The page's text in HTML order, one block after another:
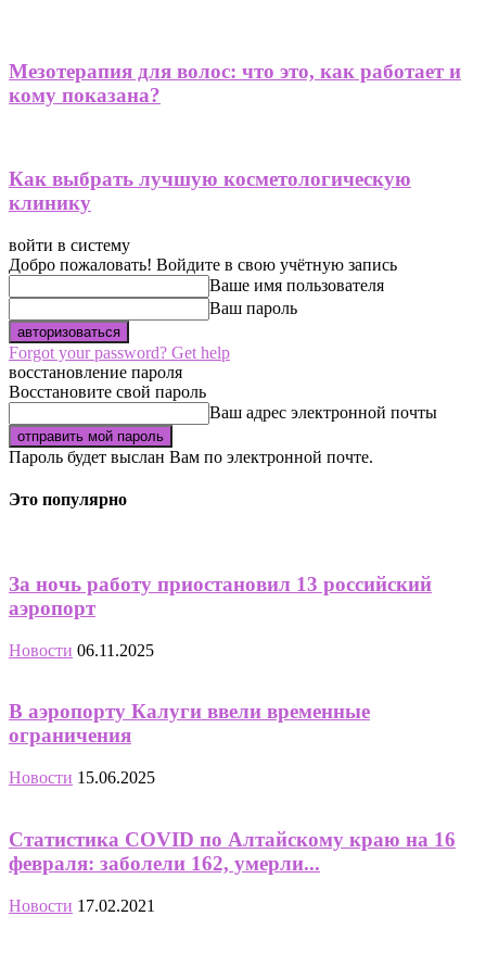
Мезотерапия для волос: что это, как работает и
кому показана?
Как выбрать лучшую косметологическую
клинику
войти в систему
Добро пожаловать! Войдите в свою учётную запись
Ваше имя пользователя
Ваш пароль
Forgot your password? Get help
восстановление пароля
Восстановите свой пароль
Ваш адрес электронной почты
Пароль будет выслан Вам по электронной почте.
Это популярно
За ночь работу приостановил 13 российский
аэропорт
Новости 06.11.2025
В аэропорту Калуги ввели временные
ограничения
Новости 15.06.2025
Статистика COVID по Алтайскому краю на 16
февраля: заболели 162, умерли...
Новости 17.02.2021